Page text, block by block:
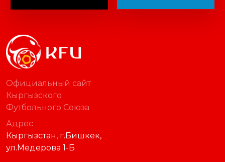
Официальный сайт
Кыргызского
Футбольного Союза
Адрес
Кыргызстан, г.Бишкек,
ул.Медерова 1-Б